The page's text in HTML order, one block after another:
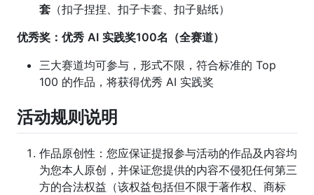
套 （扣子捏捏、扣子卡套、扣子贴纸）
优秀奖：优秀 AI 实践奖100名（全赛道）
三大赛道均可参与，形式不限，符合标准的 Top
100 的作品，将获得优秀 AI 实践奖
活动规则说明
作品原创性：您应保证提报参与活动的作品及内容均
为您本人原创，并保证您提供的内容不侵犯任何第三
方的合法权益（该权益包括但不限于著作权、商标